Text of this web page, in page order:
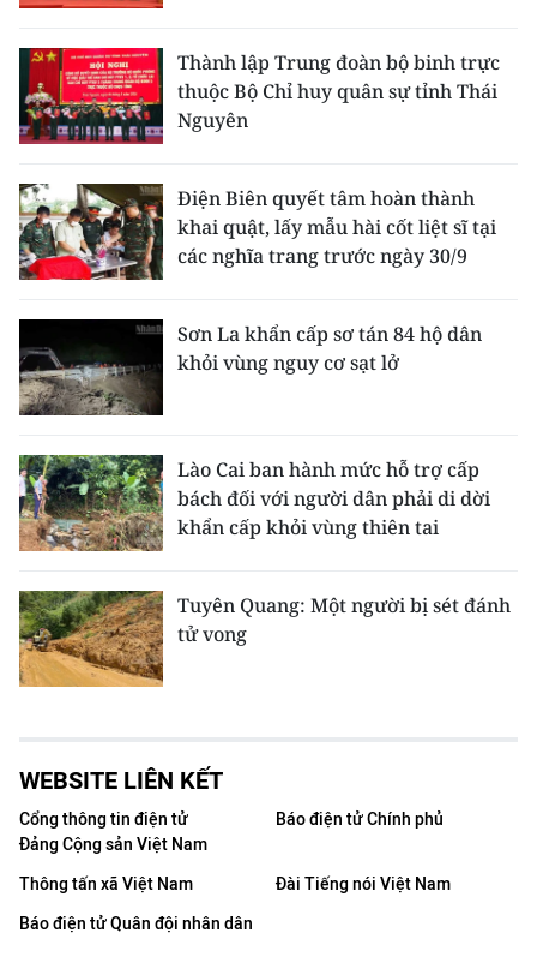
Thành lập Trung đoàn bộ binh trực
thuộc Bộ Chỉ huy quân sự tỉnh Thái
Nguyên
Điện Biên quyết tâm hoàn thành
khai quật, lấy mẫu hài cốt liệt sĩ tại
các nghĩa trang trước ngày 30/9
Sơn La khẩn cấp sơ tán 84 hộ dân
khỏi vùng nguy cơ sạt lở
Lào Cai ban hành mức hỗ trợ cấp
bách đối với người dân phải di dời
khẩn cấp khỏi vùng thiên tai
Tuyên Quang: Một người bị sét đánh
tử vong
WEBSITE LIÊN KẾT
Cổng thông tin điện tử
Đảng Cộng sản Việt Nam
Báo điện tử Chính phủ
Thông tấn xã Việt Nam
Đài Tiếng nói Việt Nam
Báo điện tử Quân đội nhân dân